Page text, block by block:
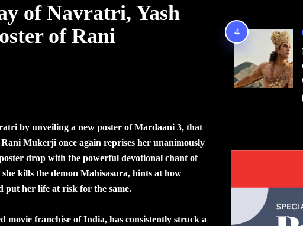
of Navratri, Yash
of Rani
by unveiling a new poster of Mardaani 3, that
Mukerji once again reprises her unanimously
drop with the powerful devotional chant of
kills the demon Mahisasura, hints at how
put her life at risk for the same.
movie franchise of India, has consistently struck a